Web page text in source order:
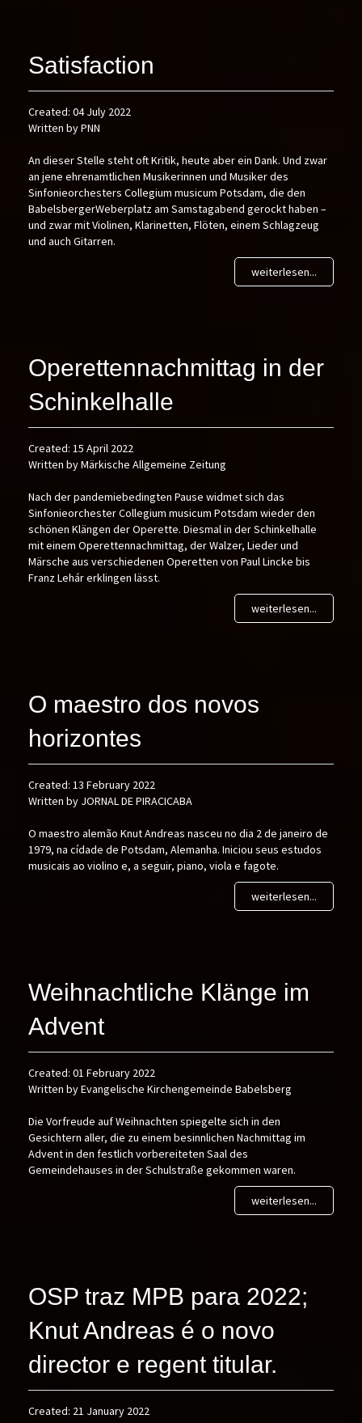
Satisfaction
Created: 04 July 2022
Written by PNN
An dieser Stelle steht oft Kritik, heute aber ein Dank. Und zwar
an jene ehrenamtlichen Musikerinnen und Musiker des
Sinfonieorchesters Collegium musicum Potsdam, die den
BabelsbergerWeberplatz am Samstagabend gerockt haben –
und zwar mit Violinen, Klarinetten, Flöten, einem Schlagzeug
und auch Gitarren.
weiterlesen...
Operettennachmittag in der
Schinkelhalle
Created: 15 April 2022
Written by Märkische Allgemeine Zeitung
Nach der pandemiebedingten Pause widmet sich das
Sinfonieorchester Collegium musicum Potsdam wieder den
schönen Klängen der Operette. Diesmal in der Schinkelhalle
mit einem Operettennachmittag, der Walzer, Lieder und
Märsche aus verschiedenen Operetten von Paul Lincke bis
Franz Lehár erklingen lässt.
weiterlesen...
O maestro dos novos
horizontes
Created: 13 February 2022
Written by JORNAL DE PIRACICABA
O maestro alemão Knut Andreas nasceu no dia 2 de janeiro de
1979, na cídade de Potsdam, Alemanha. Iniciou seus estudos
musicais ao violino e, a seguir, piano, viola e fagote.
weiterlesen...
Weihnachtliche Klänge im
Advent
Created: 01 February 2022
Written by Evangelische Kirchengemeinde Babelsberg
Die Vorfreude auf Weihnachten spiegelte sich in den
Gesichtern aller, die zu einem besinnlichen Nachmittag im
Advent in den festlich vorbereiteten Saal des
Gemeindehauses in der Schulstraße gekommen waren.
weiterlesen...
OSP traz MPB para 2022;
Knut Andreas é o novo
director e regent titular.
Created: 21 January 2022